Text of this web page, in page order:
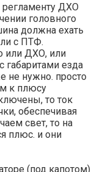
регламенту ДХО
головного
должна ехать
с ПТФ.
или ДХО, или
габаритами езда
не нужно. просто
к плюсу
то ток
обеспечивая
свет, то на
плюс. и они
(под капотом)